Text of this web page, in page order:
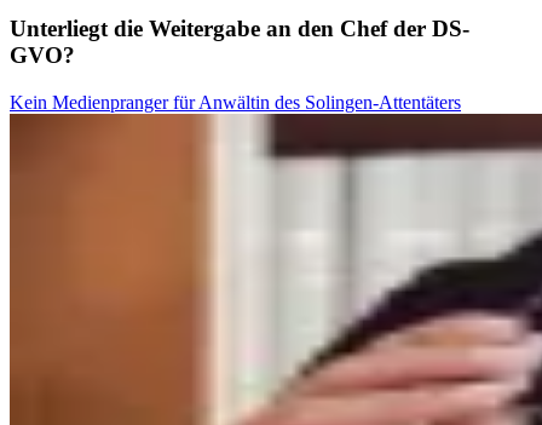
Unterliegt die Weitergabe an den Chef der DS-
GVO?
Kein Medienpranger für Anwältin des Solingen-Attentäters